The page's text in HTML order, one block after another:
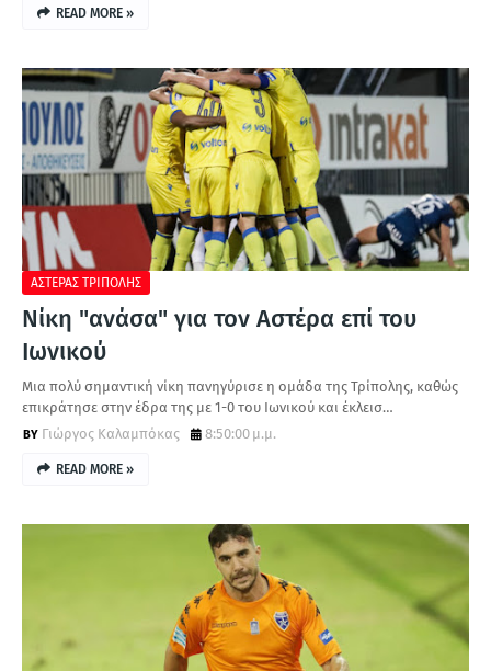
READ MORE »
ΑΣΤΕΡΑΣ ΤΡΙΠΟΛΗΣ
Νίκη "ανάσα" για τον Αστέρα επί του
Ιωνικού
Μια πολύ σημαντική νίκη πανηγύρισε η ομάδα της Τρίπολης, καθώς
επικράτησε στην έδρα της με 1-0 του Ιωνικού και έκλεισ…
Γιώργος Καλαμπόκας
8:50:00 μ.μ.
READ MORE »